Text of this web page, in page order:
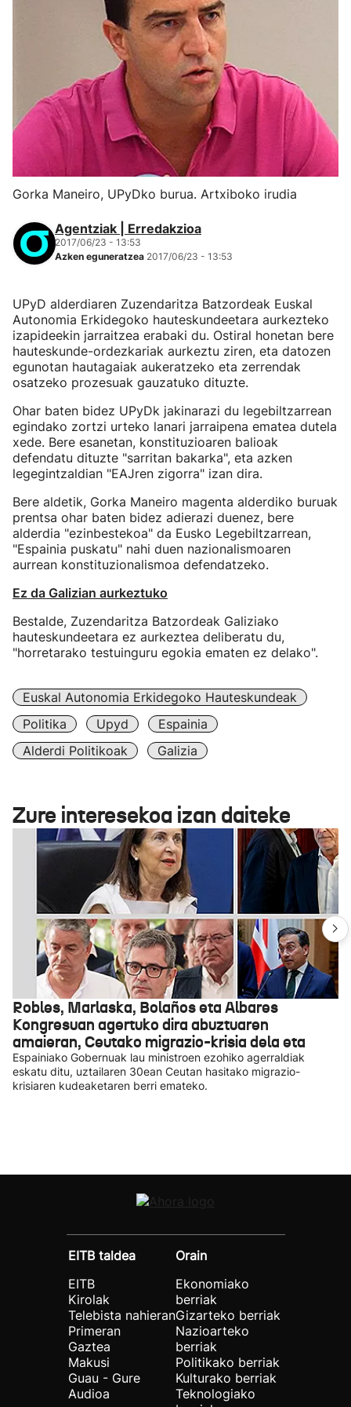
Gorka Maneiro, UPyDko burua. Artxiboko irudia
Agentziak | Erredakzioa
2017/06/23 - 13:53
Azken eguneratzea 2017/06/23 - 13:53
UPyD alderdiaren Zuzendaritza Batzordeak Euskal
Autonomia Erkidegoko hauteskundeetara aurkezteko
izapideekin jarraitzea erabaki du. Ostiral honetan bere
hauteskunde-ordezkariak aurkeztu ziren, eta datozen
egunotan hautagaiak aukeratzeko eta zerrendak
osatzeko prozesuak gauzatuko dituzte.
Ohar baten bidez UPyDk jakinarazi du legebiltzarrean
egindako zortzi urteko lanari jarraipena ematea dutela
xede. Bere esanetan, konstituzioaren balioak
defendatu dituzte "sarritan bakarka", eta azken
legegintzaldian "EAJren zigorra" izan dira.
Bere aldetik, Gorka Maneiro magenta alderdiko buruak
prentsa ohar baten bidez adierazi duenez, bere
alderdia "ezinbestekoa" da Eusko Legebiltzarrean,
"Espainia puskatu" nahi duen nazionalismoaren
aurrean konstituzionalismoa defendatzeko.
Ez da Galizian aurkeztuko
Bestalde, Zuzendaritza Batzordeak Galiziako
hauteskundeetara ez aurkeztea deliberatu du,
"horretarako testuinguru egokia ematen ez delako".
Euskal Autonomia Erkidegoko Hauteskundeak
Politika
Upyd
Espainia
Alderdi Politikoak
Galizia
Zure interesekoa izan daiteke
Robles, Marlaska, Bolaños eta Albares
Kongresuan agertuko dira abuztuaren
amaieran, Ceutako migrazio-krisia dela eta
Espainiako Gobernuak lau ministroen ezohiko agerraldiak
eskatu ditu, uztailaren 30ean Ceutan hasitako migrazio-
krisiaren kudeaketaren berri emateko.
EITB taldea
EITB
Kirolak
Telebista nahieran
Primeran
Gaztea
Makusi
Guau - Gure
Audioa
Orain
Ekonomiako
berriak
Gizarteko berriak
Nazioarteko
berriak
Politikako berriak
Kulturako berriak
Teknologiako